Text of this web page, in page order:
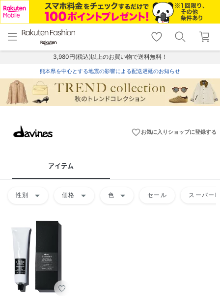
menu home
トップ
shopping_cart lock_outline
ログイン
3,980円(税込)以上のお買い物で送料無料！
熊本県を中心とする地震の影響による配送遅延のお知らせ
favorite_borderお気に入りショップに登録する
アイテム
性別 arrow_drop_down 価格 arrow_drop_down 色 arrow_drop_down セール スーパー